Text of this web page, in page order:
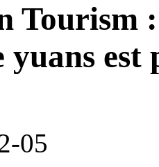
Tourism
yuans
05